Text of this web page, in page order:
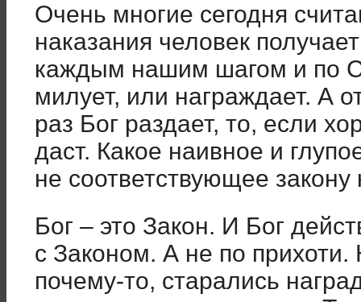
Очень многие сегодня
наказания человек
каждым нашим шагом и по
милует, или награждает. А
раз Бог раздает, то, если
даст. Какое наивное и
не соответствующее
Бог – это Закон. И Бог
с Законом. А не по
почему-то, старались